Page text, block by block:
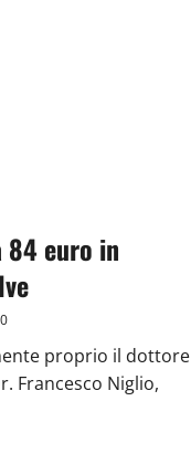
84 euro in
0
proprio il dottore
Francesco Niglio,